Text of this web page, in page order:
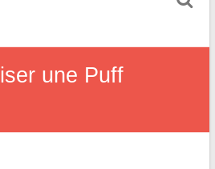
une Puff